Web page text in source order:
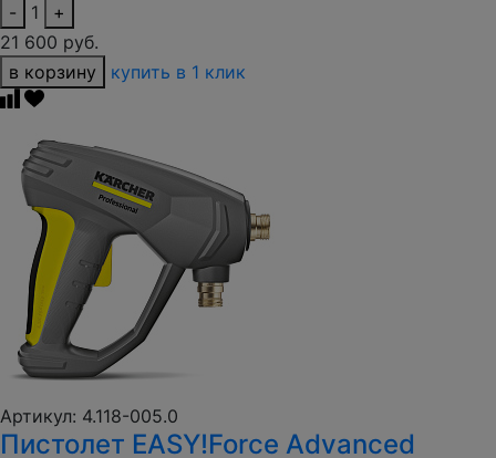
- 1
+
21 600 руб.
в корзину
купить в 1 клик
Артикул: 4.118-005.0
Пистолет EASY!Force Advanced